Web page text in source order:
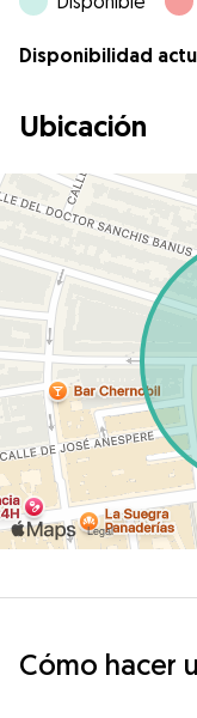
Disponibilidad
Ubicación
Cómo hacer